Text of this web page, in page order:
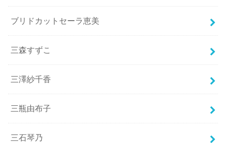
ブリドカットセーラ恵美
三森すずこ
三澤紗千香
三瓶由布子
三石琴乃